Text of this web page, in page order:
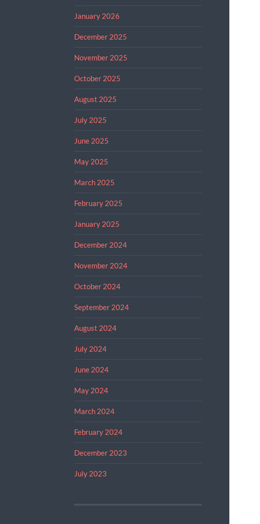
January 2026
December 2025
November 2025
October 2025
August 2025
July 2025
June 2025
May 2025
March 2025
February 2025
January 2025
December 2024
November 2024
October 2024
September 2024
August 2024
July 2024
June 2024
May 2024
March 2024
February 2024
December 2023
July 2023